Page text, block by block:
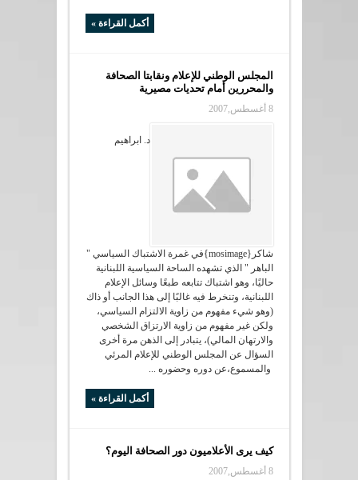
أكمل القراءة »
المجلس الوطني للإعلام ونقابتا الصحافة
والمحررين أمام تحديات مصيرية
8 أغسطس,2007
د. ابراهيم
شاكر{mosimage}في غمرة الاشتباك السياسي "
الباهر " الذي تشهده الساحة السياسية اللبنانية
حاليًا، وهو اشتباك تتابعه طبعًا وسائل الإعلام
اللبنانية، وتنخرط فيه غالبًا إلى هذا الجانب أو ذاك
(وهو شيء مفهوم من زاوية الالتزام السياسي،
ولكن غير مفهوم من زاوية الارتزاق الشخصي
والارتهان المالي)، يتبادر إلى الذهن مرة أخرى
السؤال عن المجلس الوطني للإعلام المرئي
والمسموع،عن دوره وحضوره ...
أكمل القراءة »
كيف يرى الأعلاميون دور الصحافة اليوم؟
8 أغسطس,2007